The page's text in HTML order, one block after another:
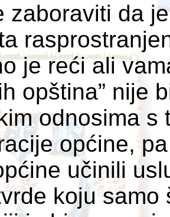
zaboraviti da
je reći ali
opština” nije
odnosima s
općine,
učinili
koju samo